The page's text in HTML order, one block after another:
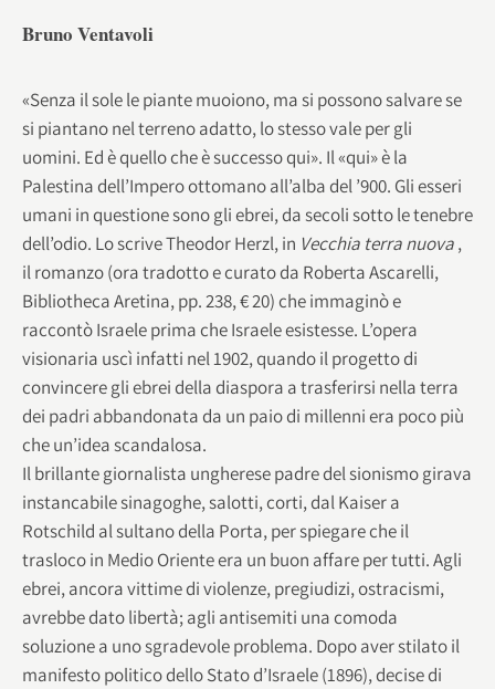
Bruno Ventavoli
«Senza il sole le piante muoiono, ma si possono salvare se
si piantano nel terreno adatto, lo stesso vale per gli
uomini. Ed è quello che è successo qui». Il «qui» è la
Palestina dell’Impero ottomano all’alba del ’900. Gli esseri
umani in questione sono gli ebrei, da secoli sotto le tenebre
dell’odio. Lo scrive Theodor Herzl, in Vecchia terra nuova,
il romanzo (ora tradotto e curato da Roberta Ascarelli,
Bibliotheca Aretina, pp. 238, € 20) che immaginò e
raccontò Israele prima che Israele esistesse. L’opera
visionaria uscì infatti nel 1902, quando il progetto di
convincere gli ebrei della diaspora a trasferirsi nella terra
dei padri abbandonata da un paio di millenni era poco più
che un’idea scandalosa.
Il brillante giornalista ungherese padre del sionismo girava
instancabile sinagoghe, salotti, corti, dal Kaiser a
Rotschild al sultano della Porta, per spiegare che il
trasloco in Medio Oriente era un buon affare per tutti. Agli
ebrei, ancora vittime di violenze, pregiudizi, ostracismi,
avrebbe dato libertà; agli antisemiti una comoda
soluzione a uno sgradevole problema. Dopo aver stilato il
manifesto politico dello Stato d’Israele (1896), decise di